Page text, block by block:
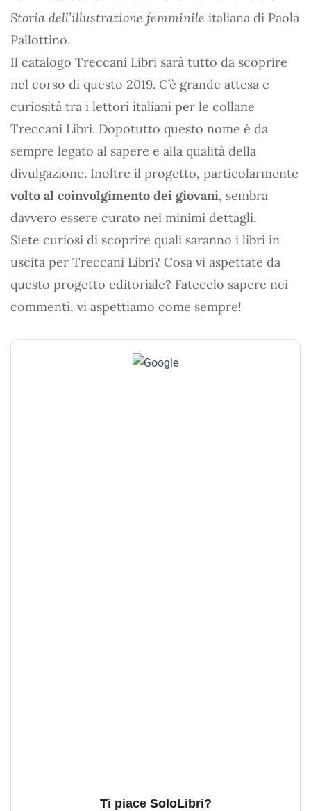
Storia dell’illustrazione femminile italiana di Paola
Pallottino.
Il catalogo Treccani Libri sarà tutto da scoprire
nel corso di questo 2019. C’è grande attesa e
curiosità tra i lettori italiani per le collane
Treccani Libri. Dopotutto questo nome è da
sempre legato al sapere e alla qualità della
divulgazione. Inoltre il progetto, particolarmente
volto al coinvolgimento dei giovani, sembra
davvero essere curato nei minimi dettagli.
Siete curiosi di scoprire quali saranno i libri in
uscita per Treccani Libri? Cosa vi aspettate da
questo progetto editoriale? Fatecelo sapere nei
commenti, vi aspettiamo come sempre!
Ti piace SoloLibri?